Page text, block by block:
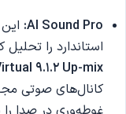
AI Sound Pro:
استاندارد را
9.1.2 Up-mix
کانال‌های صوتی